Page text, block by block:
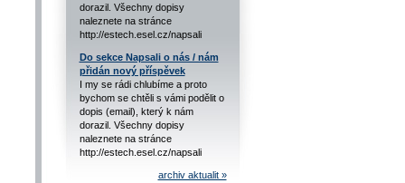
dorazil. Všechny dopisy
naleznete na stránce
http://estech.esel.cz/napsali
Do sekce Napsali o nás / nám
přidán nový příspěvek
I my se rádi chlubíme a proto
bychom se chtěli s vámi podělit o
dopis (email), který k nám
dorazil. Všechny dopisy
naleznete na stránce
http://estech.esel.cz/napsali
archiv aktualit »